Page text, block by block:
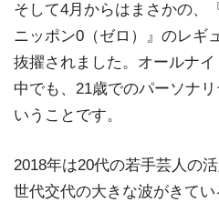
そして4月からはまさかの、
ニッポン0（ゼロ）』のレギ
抜擢されました。オールナ
中でも、21歳でのパーソナ
いうことです。
2018年は20代の若手芸人の
世代交代の大きな波がきてい